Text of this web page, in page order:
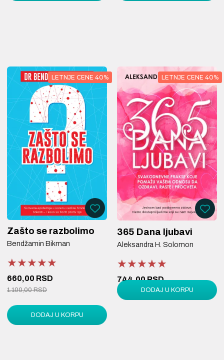
LETNJE CENE 40%
Zašto se razbolimo
Bendžamin Bikman
★★★★★
★★★★★
★★★★★
660,00 RSD
1.100,00 RSD
DODAJ U KORPU
LETNJE CENE 40%
365 Dana ljubavi
Aleksandra H. Solomon
★★★★★
★★★★★
★★★★★
744,00 RSD
1.240,00 RSDDODAJ U KORPU